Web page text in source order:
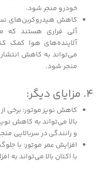
خودرو منجر شود.
کاهش هیدروکربن‌های
آلی فراری هستند که
آلاینده‌های هوا کمک
می‌تواند به کاهش
منجر شود.
4. مزایای دیگر:
کاهش نویز موتور: برخی از
بالا می‌تواند به کاهش
و رانندگی در سربالایی
افزایش عمر موتور: با
با اکتان بالا می‌تواند به